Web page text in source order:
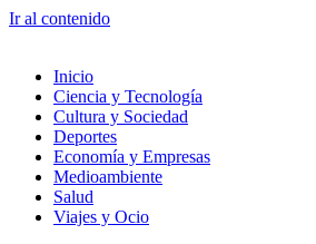
Ir al contenido
Inicio
Ciencia y Tecnología
Cultura y Sociedad
Deportes
Economía y Empresas
Medioambiente
Salud
Viajes y Ocio